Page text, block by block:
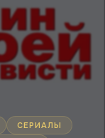
СЕРИАЛЫ